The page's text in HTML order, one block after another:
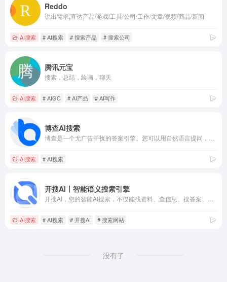
Reddo
说出需求,直达产品/游戏/工具/公司/工作/文章/视频/商品/新闻
AI搜索 # AI搜索 # 搜索产品 # 搜索公司
腾讯元宝
搜索，总结，绘画，聊天
AI搜索 # AIGC # AI产品 # AI写作
博查AI搜索
AI搜索 # AI搜索
开搜AI丨智能语义搜索引擎
AI搜索 # AI搜索 # 开搜AI # 搜索网站
没有了